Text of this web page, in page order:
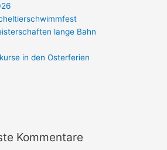
lange Bahn
in den Osterferien
Kommentare